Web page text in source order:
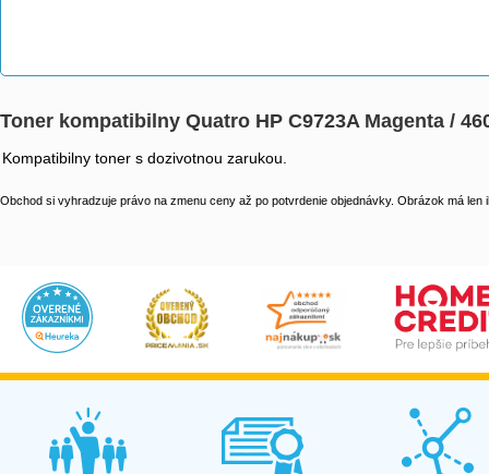
Toner kompatibilny Quatro HP C9723A Magenta /
Kompatibilny toner s dozivotnou zarukou.
Obchod si vyhradzuje právo na zmenu ceny až po potvrdenie objednávky. Obrázok má len